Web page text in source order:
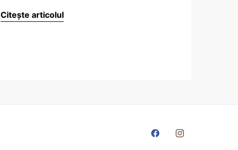
Citește articolul